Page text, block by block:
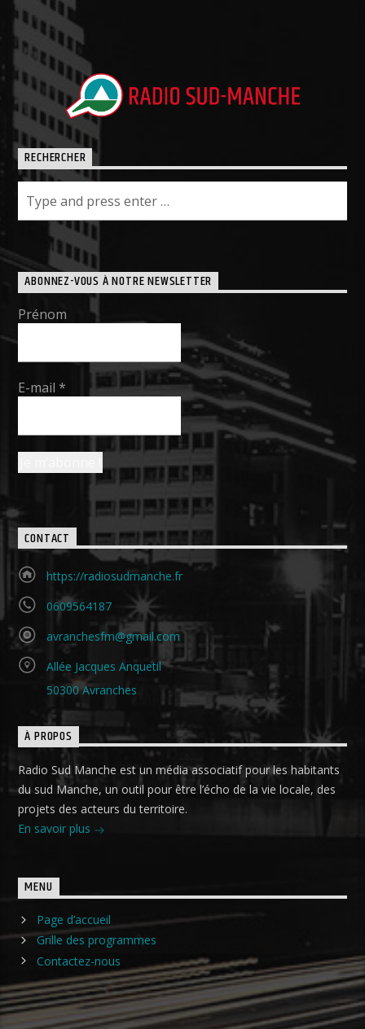
RECHERCHER
ABONNEZ-VOUS À NOTRE NEWSLETTER
Prénom
E-mail*
CONTACT
https://radiosudmanche.fr
0609564187
avranchesfm@gmail.com
Allée Jacques Anquetil
50300 Avranches
À PROPOS
Radio Sud Manche est un média associatif pour les habitants
du sud Manche, un outil pour être l’écho de la vie locale, des
projets des acteurs du territoire.
En savoir plus
MENU
Page d’accueil
Grille des programmes
Contactez-nous